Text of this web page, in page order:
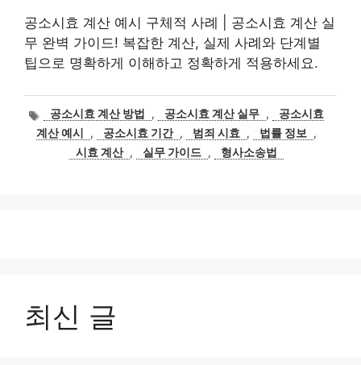
공소시효 계산 예시 구체적 사례 | 공소시효 계산 실
무 완벽 가이드! 복잡한 계산, 실제 사례와 단계별
팁으로 명확하게 이해하고 정확하게 적용하세요.
태
그
공소시효 계산 방법 , 공소시효 계산 실무 ,
공소시효
계산 예시
, 공소시효 기간 , 범죄 시효 , 법률 정보
,
시효 계산 , 실무 가이드 , 형사소송법
최신 글